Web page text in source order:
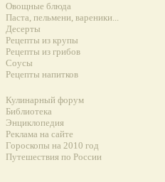
Овощные блюда
Паста, пельмени, вареники...
Десерты
Рецепты из крупы
Рецепты из грибов
Соусы
Рецепты напитков
Кулинарный форум
Библиотека
Энциклопедия
Реклама на сайте
Гороскопы на 2010 год
Путешествия по России